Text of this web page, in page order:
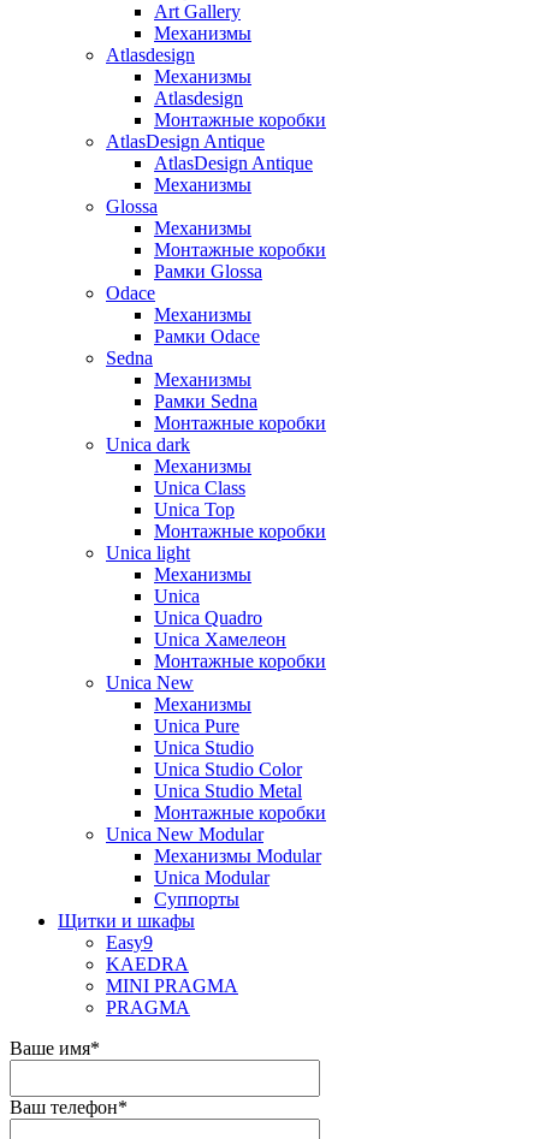
Art Gallery
Механизмы
Atlasdesign
Механизмы
Atlasdesign
Монтажные коробки
AtlasDesign Antique
AtlasDesign Antique
Механизмы
Glossa
Механизмы
Монтажные коробки
Рамки Glossa
Odace
Механизмы
Рамки Odace
Sedna
Механизмы
Рамки Sedna
Монтажные коробки
Unica dark
Механизмы
Unica Class
Unica Top
Монтажные коробки
Unica light
Механизмы
Unica
Unica Quadro
Unica Хамелеон
Монтажные коробки
Unica New
Механизмы
Unica Pure
Unica Studio
Unica Studio Color
Unica Studio Metal
Монтажные коробки
Unica New Modular
Механизмы Modular
Unica Modular
Суппорты
Щитки и шкафы
Easy9
KAEDRA
MINI PRAGMA
PRAGMA
Ваше имя*
Ваш телефон*